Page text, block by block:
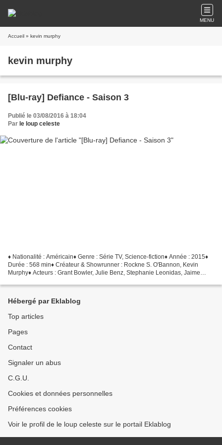
MENU
Accueil » kevin murphy
kevin murphy
[Blu-ray] Defiance - Saison 3
Publié le 03/08/2016 à 18:04
Par le loup celeste
♦ Nationalité : Américain♦ Genre : Série TV, Science-fiction♦ Année : 2015♦
Durée : 568 min♦ Créateur & Showrunner : Rockne S. O'Bannon, Kevin
Murphy♦ Acteurs : Grant Bowler, Julie Benz, Stephanie Leonidas, Jaime
Hébergé par Eklablog
Top articles
Pages
Contact
Signaler un abus
C.G.U.
Cookies et données personnelles
Préférences cookies
Voir le profil de le loup celeste sur le portail Eklablog